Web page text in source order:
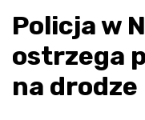
Policja w
ostrzega
na drodze